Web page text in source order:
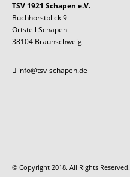
TSV 1921 Schapen e.V.
Buchhorstblick 9
Ortsteil Schapen
38104 Braunschweig
info@tsv-schapen.de
© Copyright 2018. All Rights Reserved.